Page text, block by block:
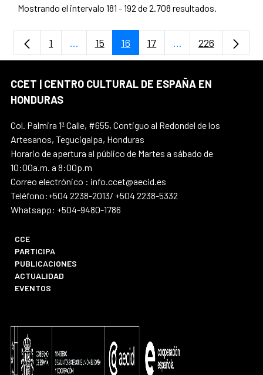
Mostrando el intervalo 181 - 192 de 2.708 resultados.
Página
1 ...Páginas intermedias Use TAB para
Página
15 Página
16 Página
17 ...PáginasPágina
226
CCET | CENTRO CULTURAL DE ESPAÑA EN
HONDURAS
Col. Palmira 1ª Calle, #655, Contiguo al Redondel de los
Artesanos, Tegucigalpa, Honduras
Horario de apertura al público de Martes a sábado de
10:00a.m. a 8:00p.m
Correo electrónico : info.ccet@aecid.es
Teléfono:+504 2238-2013/ +504 2238-5332
Whatsapp: +504-9480-1786
CCE
PARTICIPA
PUBLICACIONES
ACTUALIDAD
EVENTOS